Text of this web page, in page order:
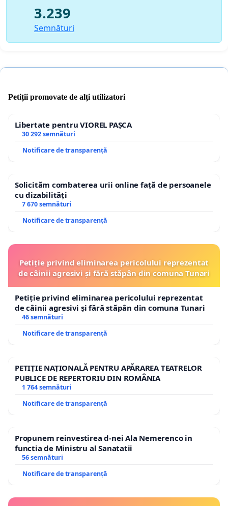
3.239
Semnături
Petiții promovate de alți utilizatori
Libertate pentru VIOREL PAȘCA
30 292 semnături
Notificare de transparență
Solicităm combaterea urii online față de persoanele
cu dizabilități
7 670 semnături
Notificare de transparență
Petiție privind eliminarea pericolului reprezentat
de câinii agresivi și fără stăpân din comuna Tunari
Petiție privind eliminarea pericolului reprezentat
de câinii agresivi și fără stăpân din comuna Tunari
46 semnături
Notificare de transparență
PETIȚIE NAȚIONALĂ PENTRU APĂRAREA TEATRELOR
PUBLICE DE REPERTORIU DIN ROMÂNIA
1 764 semnături
Notificare de transparență
Propunem reinvestirea d-nei Ala Nemerenco in
functia de Ministru al Sanatatii
56 semnături
Notificare de transparență